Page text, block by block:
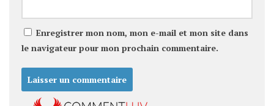
Enregistrer mon nom, mon e-mail et mon site dans
le navigateur pour mon prochain commentaire.